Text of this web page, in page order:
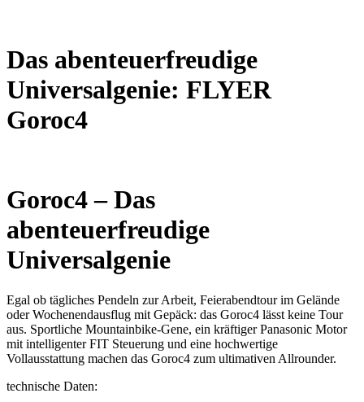
Das abenteuerfreudige
Universalgenie: FLYER
Goroc4
Goroc4 – Das
abenteuerfreudige
Universalgenie
Egal ob tägliches Pendeln zur Arbeit, Feierabendtour im Gelände
oder Wochenendausflug mit Gepäck: das Goroc4 lässt keine Tour
aus. Sportliche Mountainbike-Gene, ein kräftiger Panasonic Motor
mit intelligenter FIT Steuerung und eine hochwertige
Vollausstattung machen das Goroc4 zum ultimativen Allrounder.
technische Daten: